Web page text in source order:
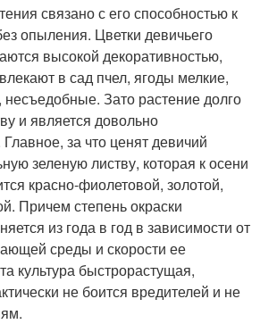
связано с его способностью к
опыления. Цветки девичьего
высокой декоративностью,
в сад пчел, ягоды мелкие,
несъедобные. Зато растение долго
и является довольно
за что ценят девичий
зеленую листву, которая к осени
красно-фиолетовой, золотой,
Причем степень окраски
из года в год в зависимости от
среды и скорости ее
культура быстрорастущая,
не боится вредителей и не